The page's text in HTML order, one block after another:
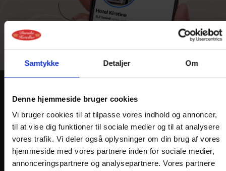
Samtykke Detaljer Om
Denne hjemmeside bruger cookies
Vi bruger cookies til at tilpasse vores indhold og annoncer,
til at vise dig funktioner til sociale medier og til at analysere
vores trafik. Vi deler også oplysninger om din brug af vores
hjemmeside med vores partnere inden for sociale medier,
annonceringspartnere og analysepartnere. Vores partnere
KONTAKT
Hotel Kirstine
Købmagergade 20
DK-4700 Næstved
Telefon: +45 55 77 47 00